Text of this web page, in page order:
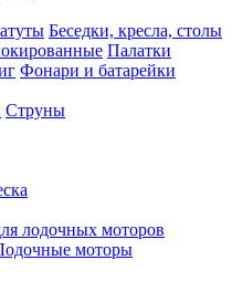
Беседки, кресла, столы
Палатки
Фонари и батарейки
Струны
лодочных моторов
моторы